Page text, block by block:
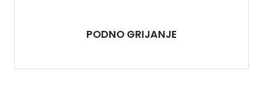
PODNO GRIJANJE